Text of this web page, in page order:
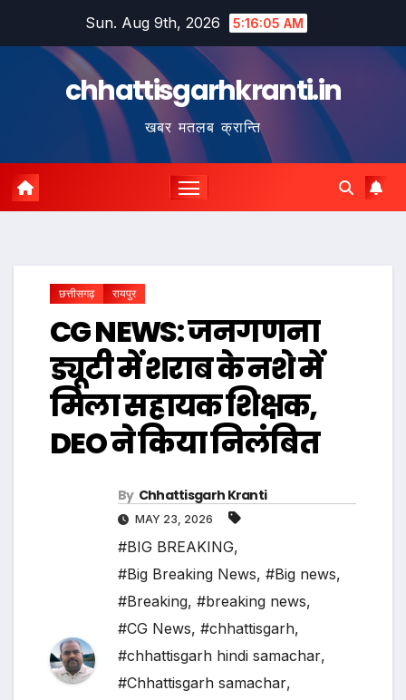
Sun. Aug 9th, 2026 5:16:06 AM
chhattisgarhkranti.in
खबर मतलब क्रान्ति
छत्तीसगढ़ रायपुर
CG NEWS: जनगणना
ड्यूटी में शराब के नशे में
मिला सहायक शिक्षक,
DEO ने किया निलंबित
By Chhattisgarh Kranti
MAY 23, 2026
#BIG BREAKING,
#Big Breaking News, #Big news,
#Breaking, #breaking news,
#CG News, #chhattisgarh,
#chhattisgarh hindi samachar,
#Chhattisgarh samachar,